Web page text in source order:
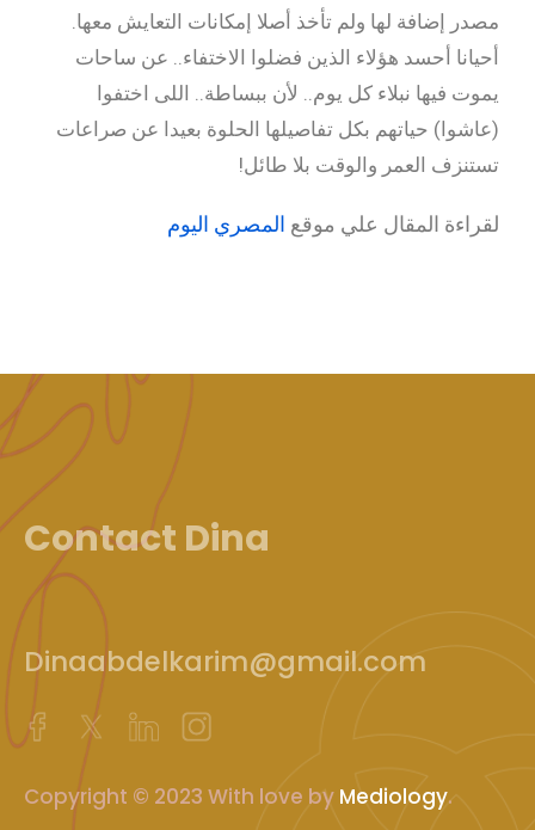
مصدر إضافة لها ولم تأخذ أصلا إمكانات التعايش معها.
أحيانا أحسد هؤلاء الذين فضلوا الاختفاء.. عن ساحات
يموت فيها نبلاء كل يوم.. لأن ببساطة.. اللى اختفوا
(عاشوا) حياتهم بكل تفاصيلها الحلوة بعيدا عن صراعات
تستنزف العمر والوقت بلا طائل!
لقراءة المقال علي موقع المصري اليوم
Contact Dina
Dinaabdelkarim@gmail.com
Copyright © 2023 With love by Mediology.